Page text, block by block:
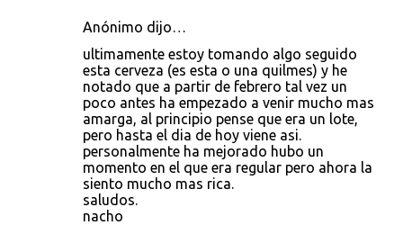
Anónimo dijo…
ultimamente estoy tomando algo seguido
esta cerveza (es esta o una quilmes) y he
notado que a partir de febrero tal vez un
poco antes ha empezado a venir mucho mas
amarga, al principio pense que era un lote,
pero hasta el dia de hoy viene asi.
personalmente ha mejorado hubo un
momento en el que era regular pero ahora la
siento mucho mas rica.
saludos.
nacho